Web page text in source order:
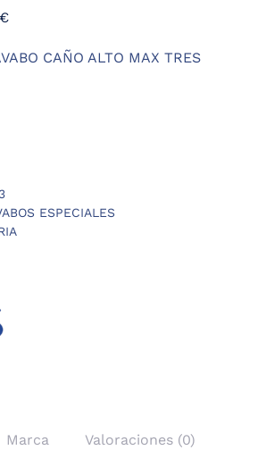
€El
actualCAÑO ALTO MAX TRES
ESPECIALES
Marca Valoraciones (0)